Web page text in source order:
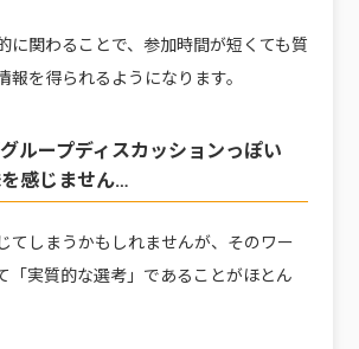
に関わることで、参加時間が短くても質
報を得られるようになります。
ループディスカッションっぽい
感じません…
てしまうかもしれませんが、そのワー
「実質的な選考」であることがほとん